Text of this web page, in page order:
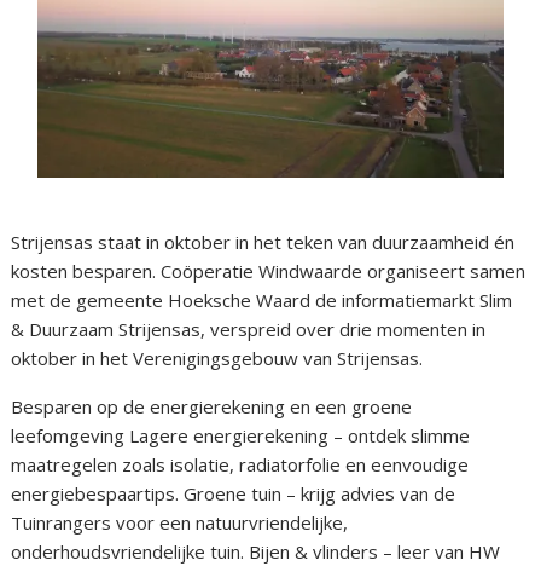
Strijensas staat in oktober in het teken van duurzaamheid én
kosten besparen. Coöperatie Windwaarde organiseert samen
met de gemeente Hoeksche Waard de informatiemarkt Slim
& Duurzaam Strijensas, verspreid over drie momenten in
oktober in het Verenigingsgebouw van Strijensas.
Besparen op de energierekening en een groene
leefomgeving Lagere energierekening – ontdek slimme
maatregelen zoals isolatie, radiatorfolie en eenvoudige
energiebespaartips. Groene tuin – krijg advies van de
Tuinrangers voor een natuurvriendelijke,
onderhoudsvriendelijke tuin. Bijen & vlinders – leer van HW